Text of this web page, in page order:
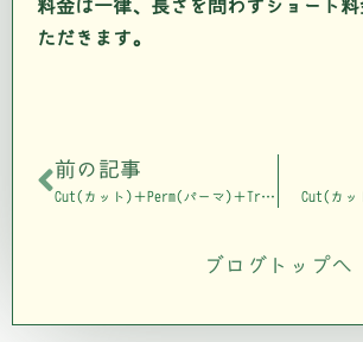
料金は一律、長さを問わずショート
ただきます。
前の記事
Cut(カット)＋Perm(パーマ)＋Treatment(トリートメント)40%off Cut(カッ
ブログトップへ